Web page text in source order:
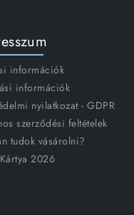
információk
információk
nyilatkozat - GDPR
szerződési feltételek
tudok vásárolni?
2026